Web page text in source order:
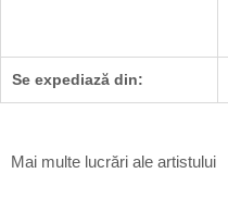
Se expediază din:
Mai multe lucrări ale artistului